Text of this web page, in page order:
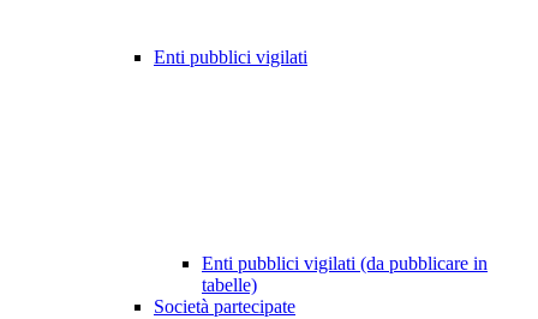
Enti pubblici vigilati
Enti pubblici vigilati (da pubblicare in
tabelle)
Società partecipate